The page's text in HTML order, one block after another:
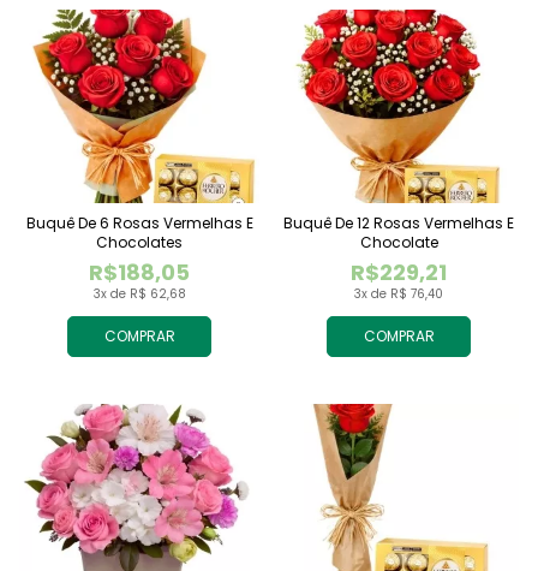
COMPRAR
3x de R$ 62,68
R$188,05
Buquê De 6 Rosas Vermelhas E
Chocolates
COMPRAR
3x de R$ 76,40
R$229,21
Buquê De 12 Rosas Vermelhas E
Chocolate